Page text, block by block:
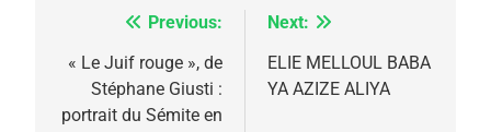
Navigation
de
l’article
Previous:
« Le Juif rouge », de
Stéphane Giusti :
portrait du Sémite en
Next:
ELIE MELLOUL BABA
YA AZIZE ALIYA
2025, l’année la plus
meurtrière selon le